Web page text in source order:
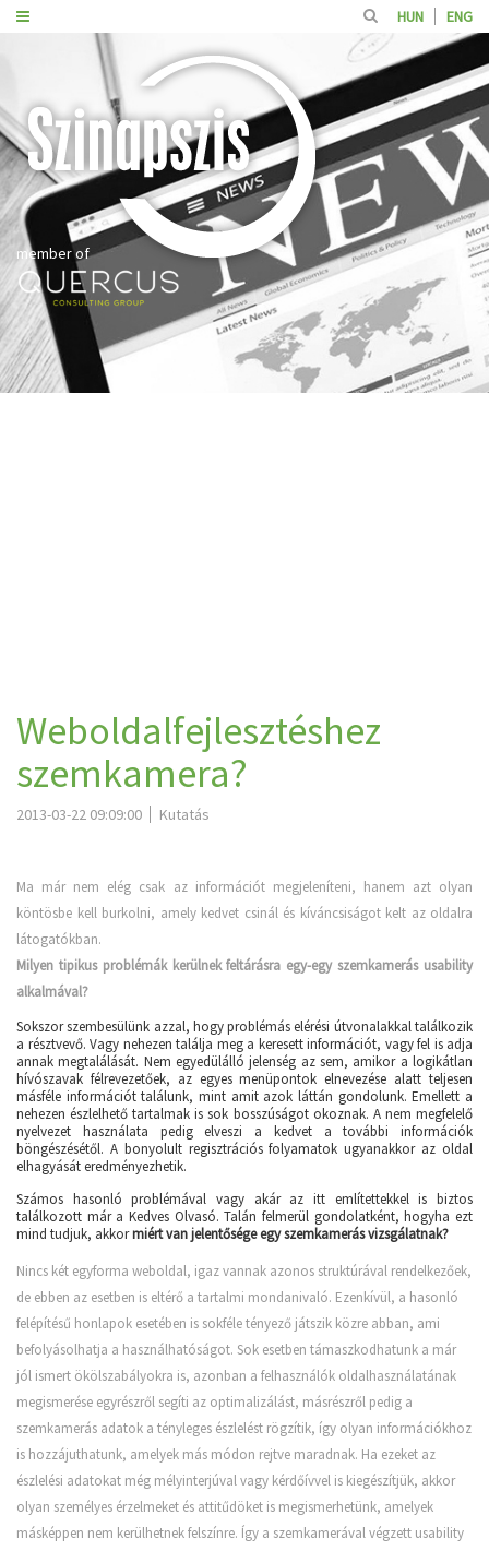
HUN ENG
member of
Weboldalfejlesztéshez
szemkamera?
2013-03-22 09:09:00 Kutatás
Ma már nem elég csak az információt megjeleníteni, hanem azt olyan
köntösbe kell burkolni, amely kedvet csinál és kíváncsiságot kelt az oldalra
látogatókban.
Milyen tipikus problémák kerülnek feltárásra egy-egy szemkamerás usability
alkalmával?
Sokszor szembesülünk azzal, hogy problémás elérési útvonalakkal találkozik
a résztvevő. Vagy nehezen találja meg a keresett információt, vagy fel is adja
annak megtalálását. Nem egyedülálló jelenség az sem, amikor a logikátlan
hívószavak félrevezetőek, az egyes menüpontok elnevezése alatt teljesen
másféle információt találunk, mint amit azok láttán gondolunk. Emellett a
nehezen észlelhető tartalmak is sok bosszúságot okoznak. A nem megfelelő
nyelvezet használata pedig elveszi a kedvet a további információk
böngészésétől. A bonyolult regisztrációs folyamatok ugyanakkor az oldal
elhagyását eredményezhetik.
Számos hasonló problémával vagy akár az itt említettekkel is biztos
találkozott már a Kedves Olvasó. Talán felmerül gondolatként, hogyha ezt
mind tudjuk, akkormiért van jelentősége egy szemkamerás vizsgálatnak?
Nincs két egyforma weboldal, igaz vannak azonos struktúrával rendelkezőek,
de ebben az esetben is eltérő a tartalmi mondanivaló. Ezenkívül, a hasonló
felépítésű honlapok esetében is sokféle tényező játszik közre abban, ami
befolyásolhatja a használhatóságot. Sok esetben támaszkodhatunk a már
jól ismert ökölszabályokra is, azonban a felhasználók oldalhasználatának
megismerése egyrészről segíti az optimalizálást, másrészről pedig a
szemkamerás adatok a tényleges észlelést rögzítik, így olyan információkhoz
is hozzájuthatunk, amelyek más módon rejtve maradnak. Ha ezeket az
észlelési adatokat még mélyinterjúval vagy kérdőívvel is kiegészítjük, akkor
olyan személyes érzelmeket és attitűdöket is megismerhetünk, amelyek
másképpen nem kerülhetnek felszínre. Így a szemkamerával végzett usability